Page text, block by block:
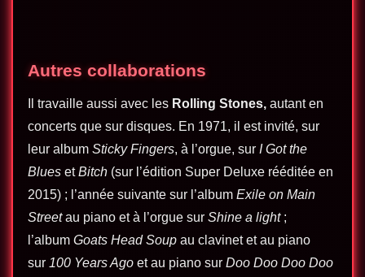
Autres collaborations
Il travaille aussi avec les Rolling Stones, autant en
concerts que sur disques. En 1971, il est invité, sur
leur album Sticky Fingers, à l’orgue, sur I Got the
Blues etBitch (sur l’édition Super Deluxe rééditée en
2015) ; l’année suivante sur l’album Exile on Main
Streetau piano et à l’orgue sur Shine a light;
l’album Goats Head Soup au clavinet et au piano
sur 100 Years Ago et au piano sur Doo Doo Doo Doo